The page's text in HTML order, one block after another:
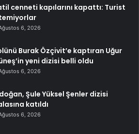
cenneti kapılarını kapattı: Turist
6, 2026
Burak Özçivit’e kaptıran Uğur
yeni dizisi belli oldu
6, 2026
Şule Yüksel Şenler dizisi
katıldı
6, 2026